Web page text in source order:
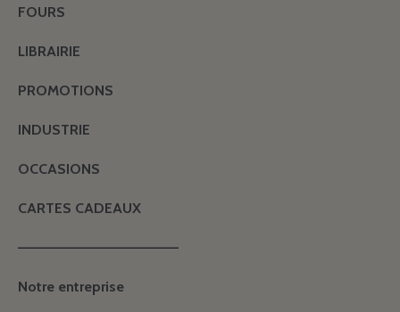
FOURS
LIBRAIRIE
PROMOTIONS
INDUSTRIE
OCCASIONS
CARTES CADEAUX
———————————————
Notre entreprise